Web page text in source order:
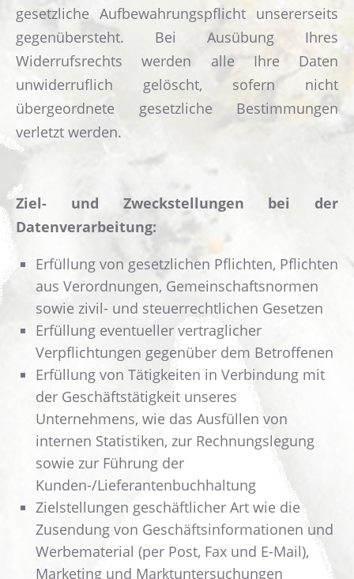
gesetzliche Aufbewahrungspflicht unsererseits
gegenübersteht. Bei Ausübung Ihres
Widerrufsrechts werden alle Ihre Daten
unwiderruflich gelöscht, sofern nicht
übergeordnete gesetzliche Bestimmungen
verletzt werden.
Ziel- und Zweckstellungen bei der
Datenverarbeitung:
Erfüllung von gesetzlichen Pflichten, Pflichten
aus Verordnungen, Gemeinschaftsnormen
sowie zivil- und steuerrechtlichen Gesetzen
Erfüllung eventueller vertraglicher
Verpflichtungen gegenüber dem Betroffenen
Erfüllung von Tätigkeiten in Verbindung mit
der Geschäftstätigkeit unseres
Unternehmens, wie das Ausfüllen von
internen Statistiken, zur Rechnungslegung
sowie zur Führung der
Kunden-/Lieferantenbuchhaltung
Zielstellungen geschäftlicher Art wie die
Zusendung von Geschäftsinformationen und
Werbematerial (per Post, Fax und E-Mail),
Marketing und Marktuntersuchungen